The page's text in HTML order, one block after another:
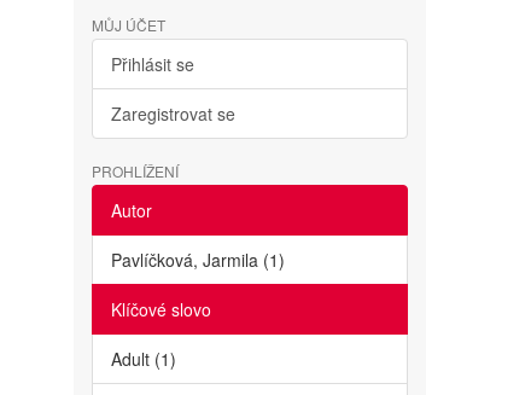
MŮJ ÚČET
Přihlásit se
Zaregistrovat se
PROHLÍŽENÍ
Autor
Pavlíčková, Jarmila (1)
Klíčové slovo
Adult (1)